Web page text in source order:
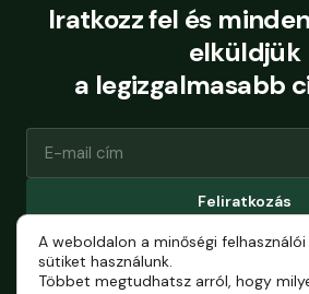
Iratkozz fel és
elküldjük
a legizgalmasabb
Feliratkozás
Bármikor
A weboldalon a minőségi
sütiket használunk.
Többet megtudhatsz arról, hogy